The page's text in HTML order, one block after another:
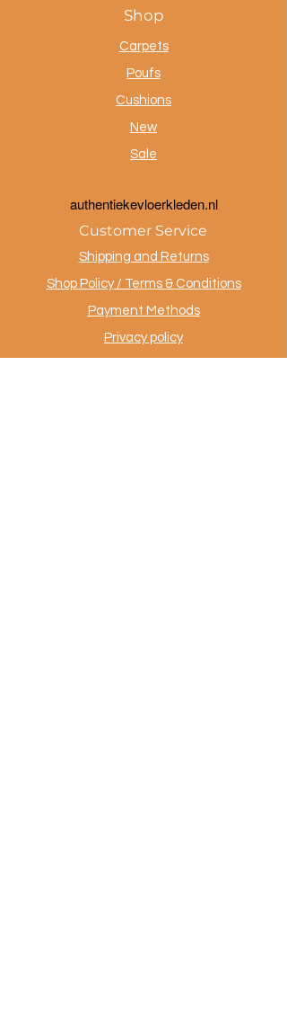
Shop
Carpets
Poufs
Cushions
New
Sale
authentiekevloerkleden.nl
Customer Service
Shipping and Returns
Shop Policy / Terms & Conditions
Payment Methods
Privacy policy